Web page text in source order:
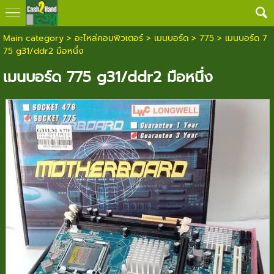
Main category> อะไหล่คอมพิวเตอร์> เมนบอร์ด> 775> เมนบอร์ด 7
75 g31/ddr2 มือหนึ่ง
เมนบอร์ด 775 g31/ddr2 มือหนึ่ง